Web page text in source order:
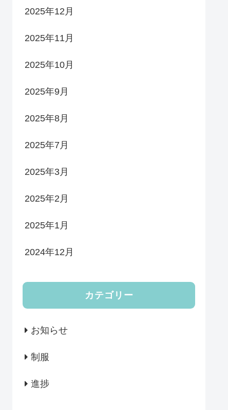
2025年12月
2025年11月
2025年10月
2025年9月
2025年8月
2025年7月
2025年3月
2025年2月
2025年1月
2024年12月
カテゴリー
お知らせ
制服
進捗